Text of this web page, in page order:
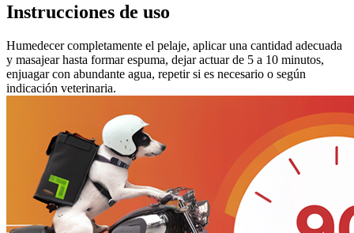
Instrucciones de uso
Humedecer completamente el pelaje, aplicar una cantidad adecuada
y masajear hasta formar espuma, dejar actuar de 5 a 10 minutos,
enjuagar con abundante agua, repetir si es necesario o según
indicación veterinaria.